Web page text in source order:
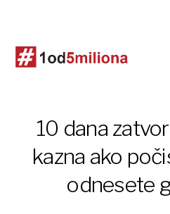
10 dana
kazna ako
odnesete